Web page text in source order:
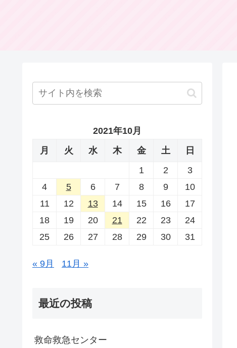
2021年10月
月
火 水 木 金 土
日
1
2
3
4
5 6 7 8 9
10
11
12 13 14 15 16
17
18
19 20 21 22 23
24
25
26 27 28 29 30 31
« 9月 11月 »
最近の投稿
救命救急センター